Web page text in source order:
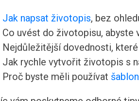
Jak napsat životopis, bez
Co uvést do životopisu, abyste
Nejdůležitější dovednosti,
Jak rychle vytvořit životopis s
Proč byste měli používat